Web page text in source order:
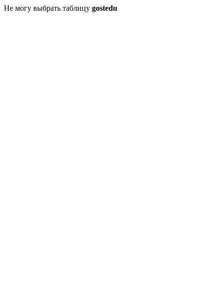
Не могу выбрать таблицу gostedu